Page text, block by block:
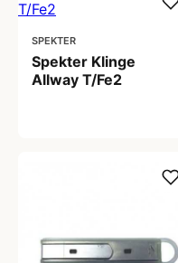
SPEKTER
Spekter Klinge
Allway T/Fe2